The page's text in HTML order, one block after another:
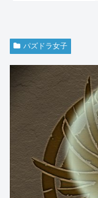
パズドラ女子